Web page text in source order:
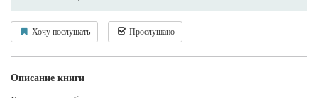
Хочу послушать Прослушано
Описание книги